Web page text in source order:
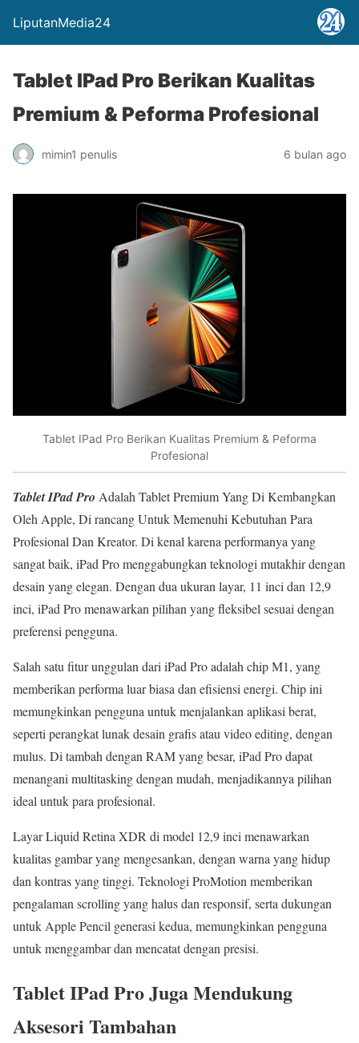
LiputanMedia24
Tablet IPad Pro Berikan Kualitas
Premium & Peforma Profesional
mimin1 penulis 6 bulan ago
Tablet IPad Pro Berikan Kualitas Premium & Peforma
Profesional
Tablet IPad Pro Adalah Tablet Premium Yang Di Kembangkan
Oleh Apple, Di rancang Untuk Memenuhi Kebutuhan Para
Profesional Dan Kreator. Di kenal karena performanya yang
sangat baik, iPad Pro menggabungkan teknologi mutakhir dengan
desain yang elegan. Dengan dua ukuran layar, 11 inci dan 12,9
inci, iPad Pro menawarkan pilihan yang fleksibel sesuai dengan
preferensi pengguna.
Salah satu fitur unggulan dari iPad Pro adalah chip M1, yang
memberikan performa luar biasa dan efisiensi energi. Chip ini
memungkinkan pengguna untuk menjalankan aplikasi berat,
seperti perangkat lunak desain grafis atau video editing, dengan
mulus. Di tambah dengan RAM yang besar, iPad Pro dapat
menangani multitasking dengan mudah, menjadikannya pilihan
ideal untuk para profesional.
Layar Liquid Retina XDR di model 12,9 inci menawarkan
kualitas gambar yang mengesankan, dengan warna yang hidup
dan kontras yang tinggi. Teknologi ProMotion memberikan
pengalaman scrolling yang halus dan responsif, serta dukungan
untuk Apple Pencil generasi kedua, memungkinkan pengguna
untuk menggambar dan mencatat dengan presisi.
Tablet IPad Pro Juga Mendukung
Aksesori Tambahan